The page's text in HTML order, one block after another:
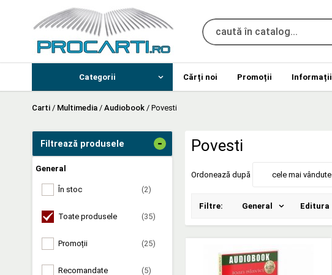
Categorii Cărți noi Promoții Informații
Carti / Multimedia / Audiobook / Povesti
Filtrează produsele -
General
În stoc (2)
Toate produsele (35)
Promoții (25)
Recomandate (5)
Povesti
Ordonează după cele mai vândute
Filtre: General Editura